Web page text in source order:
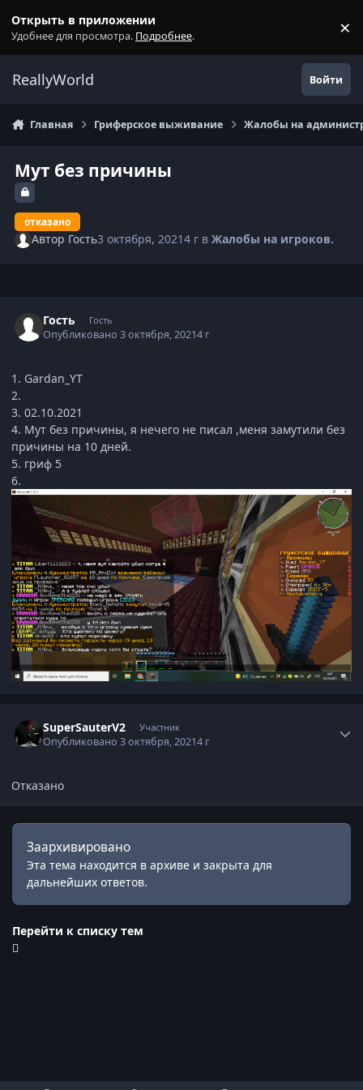
Открыть в приложении
Удобнее для просмотра. Подробнее. ×
ReallyWorld Войти
Главная Гриферское выживание Жалобы на
Мут без причины
отказано
Автор Гость3 октября, 20214 г вЖалобы на игроков.
Гость Гость
Опубликовано3 октября, 20214 г
1. Gardan_YT
2.
3. 02.10.2021
4. Мут без причины, я нечего не писал ,меня замутили без
причины на 10 дней.
5. гриф 5
6.
SuperSauterV2 Участник
Опубликовано3 октября, 20214 г
Отказано
Заархивировано
Эта тема находится в архиве и закрыта для
дальнейших ответов.
Перейти к списку тем